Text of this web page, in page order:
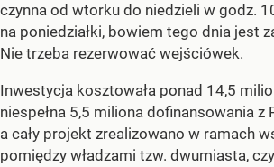
czynna od wtorku do niedzieli w godz.
na poniedziałki, bowiem tego dnia jest
Nie trzeba rezerwować wejściówek.
Inwestycja kosztowała ponad 14,5
niespełna 5,5 miliona dofinansowania z
a cały projekt zrealizowano w ramach
pomiędzy władzami tzw. dwumiasta,